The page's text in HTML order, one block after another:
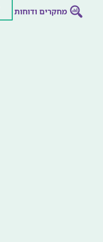
מחקרים ודוחות